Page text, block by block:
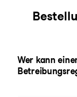
Wer kann